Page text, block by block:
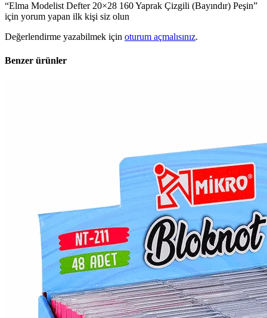
“Elma Modelist Defter 20×28 160 Yaprak Çizgili (Bayındır) Peşin”
için yorum yapan ilk kişi siz olun
Değerlendirme yazabilmek için oturum açmalısınız.
Benzer ürünler